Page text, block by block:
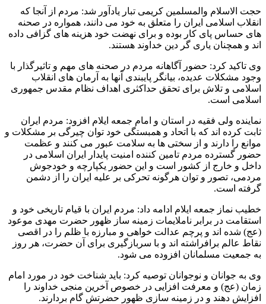
حجت الاسلام والمسلمین کریمی تبار یادآور شد: مردم از آنجا که
انقلاب اسلامی ایران را متعلق به خود می دانند، همواره در صحنه
های حساس پای کار بوده و برای نهضت خود هزینه های گزافی داده
اند و همچنان یاری گر دین خداوند هستند.
وی تاکید کرد: حضور آگاهانه مردم در صحنه های مهم و تاثیرگذار با
وجود مشکلات عدیده، بیانگر پایبندی آنها به آرمان های انقلاب
اسلامی و تلاش برای تحقق حداکثری اهداف نظام مقدس جمهوری
اسلامی است.
نماینده ولی فقیه در استان و امام جمعه ایلام افزود: مردم ایران
ثابت کرده اند که با اتحاد و همبستگی خود توان چیرگی بر مشکلات و
موانع را دارند و از سختی ها به سلامت عبور می کنند و عظمت
حضور گسترده مردم تامین کننده امنیت پایدار ایران اسلامی در
داخل و خارج از کشور است و این حضور یکپارچه و خودجوش
مردمی، تصور و توان هرگونه تحرکی بر علیه ایران را از دشمن
گرفته است.
خطیب نماز جمعه ایلام ادامه داد: مردم ایران با قیام تاریخی خود و
استقامت در برابر ناملایمات زمینه ساز ظهور حضرت مهدی موعود
(عج) شده اند و پرچم عدالت خواهی و مبارزه با ظلم را در اقصی
نقاط عالم برافراشته اند و با سربازگیری برای آن حضرت، هر روز
به جمعیت مسلمانان افزوده می شود.
وی به جوانان و نوجوانان توصیه کرد: باید شناخت خود در مورد امام
زمان (عج) و معرفت افزایی در خصوص آخرین منجی خداوند را
افزایش دهند و در زمینه سازی ظهور حضرتش گام بردارند.